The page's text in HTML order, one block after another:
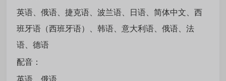
英语、俄语、捷克语、波兰语、日语、简体中文、西
班牙语（西班牙语）、韩语、意大利语、俄语、法
语、德语
配音：
英语、俄语